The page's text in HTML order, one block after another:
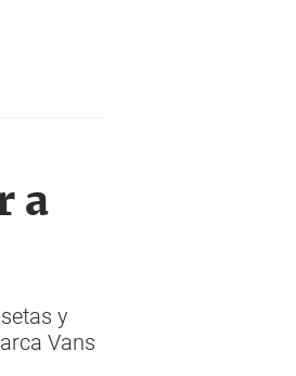
a
y
Vans